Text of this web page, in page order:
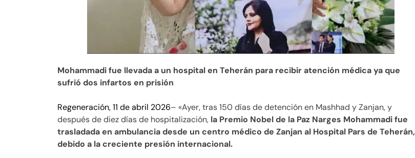
Mohammadi fue llevada a un hospital en Teherán para recibir atención médica ya que
sufrió dos infartos en prisión
Regeneración, 11 de abril 2026– «Ayer, tras 150 días de detención en Mashhad y Zanjan, y
después de diez días de hospitalización, la Premio Nobel de la Paz Narges Mohammadi fue
trasladada en ambulancia desde un centro médico de Zanjan al Hospital Pars de Teherán,
debido a la creciente presión internacional.